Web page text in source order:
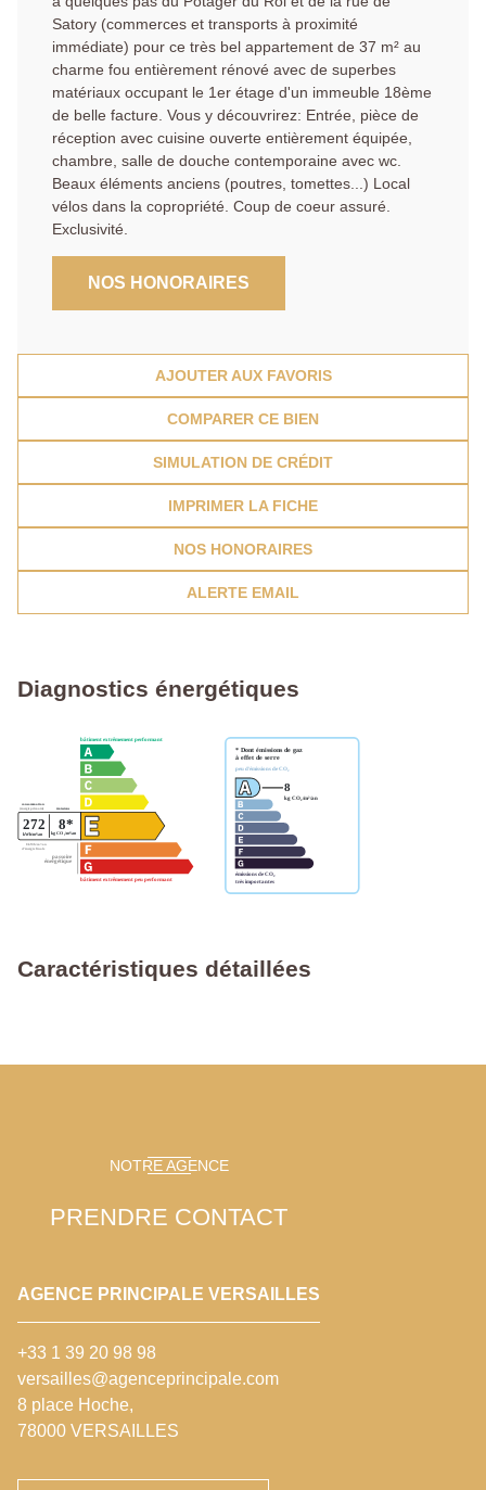
Satory (commerces et transports à proximité
immédiate) pour ce très bel appartement de 37 m² au
charme fou entièrement rénové avec de superbes
matériaux occupant le 1er étage d'un immeuble 18ème
de belle facture. Vous y découvrirez: Entrée, pièce de
réception avec cuisine ouverte entièrement équipée,
chambre, salle de douche contemporaine avec wc.
Beaux éléments anciens (poutres, tomettes...) Local
vélos dans la copropriété. Coup de coeur assuré.
Exclusivité.
NOS HONORAIRES
AJOUTER AUX FAVORIS
COMPARER CE BIEN
SIMULATION DE CRÉDIT
IMPRIMER LA FICHE
NOS HONORAIRES
ALERTE EMAIL
Diagnostics énergétiques
Caractéristiques détaillées
NOTRE AGENCE
PRENDRE CONTACT
AGENCE PRINCIPALE VERSAILLES
+33 1 39 20 98 98
versailles@agenceprincipale.com
8 place Hoche,
78000 VERSAILLES